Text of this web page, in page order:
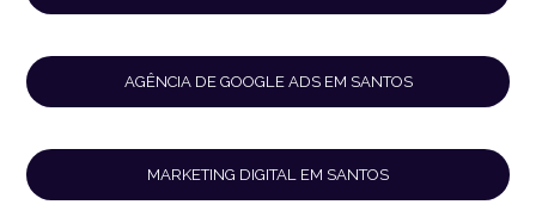
AGÊNCIA DE GOOGLE ADS EM SANTOS
MARKETING DIGITAL EM SANTOS